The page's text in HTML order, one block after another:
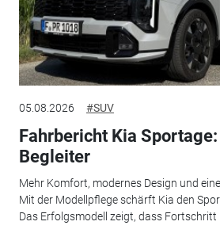
05.08.2026 #SUV
Fahrbericht Kia
Begleiter
Mehr Komfort, modernes Design und
Mit der Modellpflege schärft Kia den
Das Erfolgsmodell zeigt, dass Fortschritt